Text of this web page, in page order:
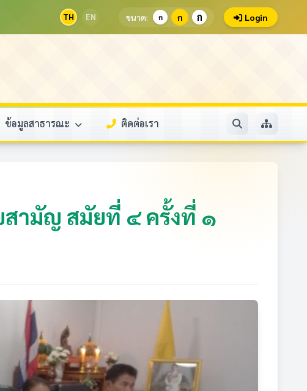
TH EN ขนาด: ก ก ก Login
ข้อมูลสาธารณะ ติดต่อเรา
ามัญ สมัยที่ ๔ ครั้งที่ ๑